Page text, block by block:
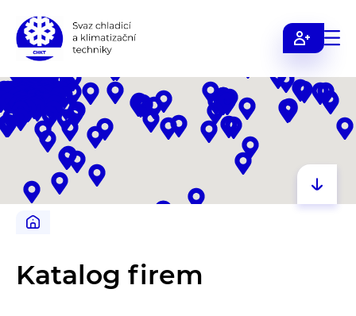
Svaz
chladicí
klimatizační
techniky
Katalog firem